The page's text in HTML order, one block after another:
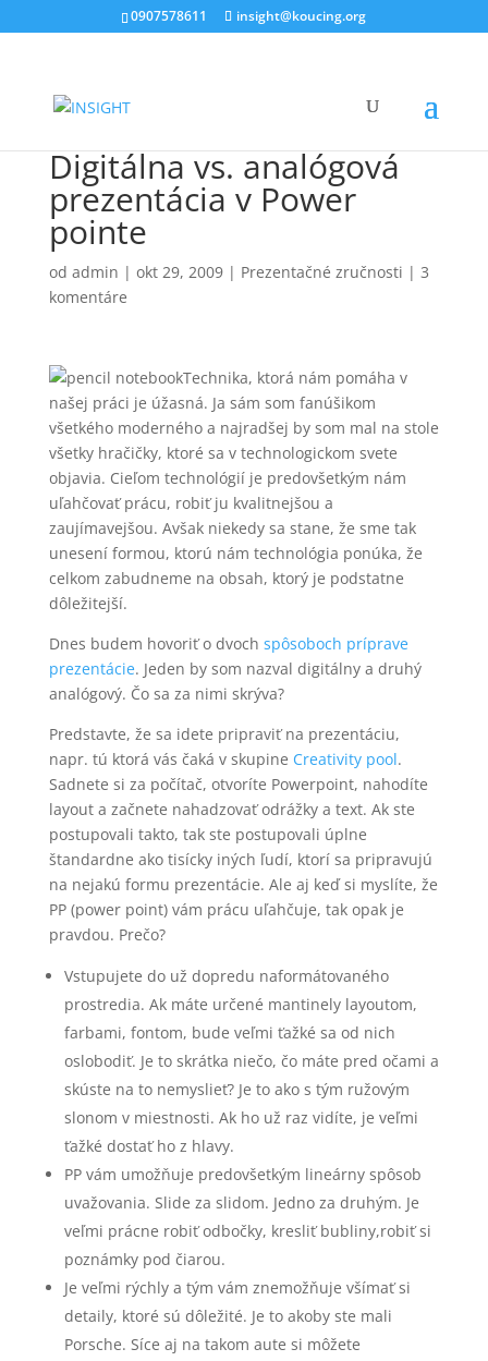
0907578611 insight@koucing.org
Digitálna vs. analógová
prezentácia v Power
pointe
od admin | okt 29, 2009| Prezentačné zručnosti | 3
komentáre
Technika, ktorá nám pomáha v
našej práci je úžasná. Ja sám som fanúšikom
všetkého moderného a najradšej by som mal na stole
všetky hračičky, ktoré sa v technologickom svete
objavia. Cieľom technológií je predovšetkým nám
uľahčovať prácu, robiť ju kvalitnejšou a
zaujímavejšou. Avšak niekedy sa stane, že sme tak
unesení formou, ktorú nám technológia ponúka, že
celkom zabudneme na obsah, ktorý je podstatne
dôležitejší.
Dnes budem hovoriť o dvoch spôsoboch príprave
prezentácie. Jeden by som nazval digitálny a druhý
analógový. Čo sa za nimi skrýva?
Predstavte, že sa idete pripraviť na prezentáciu,
napr. tú ktorá vás čaká v skupine Creativity pool.
Sadnete si za počítač, otvoríte Powerpoint, nahodíte
layout a začnete nahadzovať odrážky a text. Ak ste
postupovali takto, tak ste postupovali úplne
štandardne ako tisícky iných ľudí, ktorí sa pripravujú
na nejakú formu prezentácie. Ale aj keď si myslíte, že
PP (power point) vám prácu uľahčuje, tak opak je
pravdou. Prečo?
Vstupujete do už dopredu naformátovaného
prostredia. Ak máte určené mantinely layoutom,
farbami, fontom, bude veľmi ťažké sa od nich
oslobodiť. Je to skrátka niečo, čo máte pred očami a
skúste na to nemyslieť? Je to ako s tým ružovým
slonom v miestnosti. Ak ho už raz vidíte, je veľmi
ťažké dostať ho z hlavy.
PP vám umožňuje predovšetkým lineárny spôsob
uvažovania. Slide za slidom. Jedno za druhým. Je
veľmi prácne robiť odbočky, kresliť bubliny,robiť si
poznámky pod čiarou.
Je veľmi rýchly a tým vám znemožňuje všímať si
detaily, ktoré sú dôležité. Je to akoby ste mali
Porsche. Síce aj na takom aute si môžete